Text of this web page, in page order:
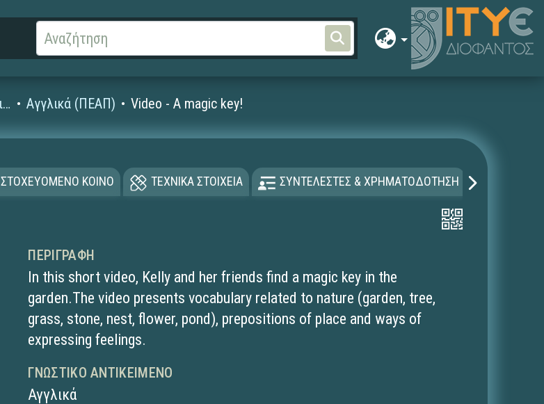
Ξένες Γλώσσες - Αγγλικά Αγγλικά (ΠΕΑΠ) Video - A magic key!
ΣΤΟΧΕΥΟΜΕΝΟ ΚΟΙΝΟ ΤΕΧΝΙΚΑ ΣΤΟΙΧΕΙΑ ΣΥΝΤΕΛΕΣΤΕΣ & ΧΡΗΜΑΤΟΔΟΤΗΣΗ
ΠΕΡΙΓΡΑΦΉ
In this short video, Kelly and her friends find a magic key in the
garden.The video presents vocabulary related to nature (garden, tree,
grass, stone, nest, flower, pond), prepositions of place and ways of
expressing feelings.
ΓΝΩΣΤΙΚΌ ΑΝΤΙΚΕΊΜΕΝΟ
Αγγλικά